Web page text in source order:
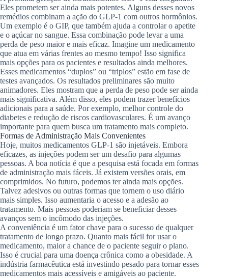
Eles prometem ser ainda mais potentes. Alguns desses novos
remédios combinam a ação do GLP-1 com outros hormônios.
Um exemplo é o GIP, que também ajuda a controlar o apetite
e o açúcar no sangue. Essa combinação pode levar a uma
perda de peso maior e mais eficaz. Imagine um medicamento
que atua em várias frentes ao mesmo tempo! Isso significa
mais opções para os pacientes e resultados ainda melhores.
Esses medicamentos “duplos” ou “triplos” estão em fase de
testes avançados. Os resultados preliminares são muito
animadores. Eles mostram que a perda de peso pode ser ainda
mais significativa. Além disso, eles podem trazer benefícios
adicionais para a saúde. Por exemplo, melhor controle do
diabetes e redução de riscos cardiovasculares. É um avanço
importante para quem busca um tratamento mais completo.
Formas de Administração Mais Convenientes
Hoje, muitos medicamentos GLP-1 são injetáveis. Embora
eficazes, as injeções podem ser um desafio para algumas
pessoas. A boa notícia é que a pesquisa está focada em formas
de administração mais fáceis. Já existem versões orais, em
comprimidos. No futuro, podemos ter ainda mais opções.
Talvez adesivos ou outras formas que tornem o uso diário
mais simples. Isso aumentaria o acesso e a adesão ao
tratamento. Mais pessoas poderiam se beneficiar desses
avanços sem o incômodo das injeções.
A conveniência é um fator chave para o sucesso de qualquer
tratamento de longo prazo. Quanto mais fácil for usar o
medicamento, maior a chance de o paciente seguir o plano.
Isso é crucial para uma doença crônica como a obesidade. A
indústria farmacêutica está investindo pesado para tornar esses
medicamentos mais acessíveis e amigáveis ao paciente.